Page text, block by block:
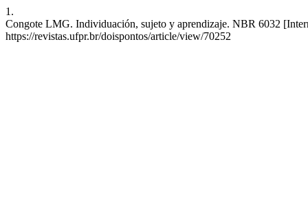
1.
Congote LMG. Individuación, sujeto y aprendizaje. NBR 6032
https://revistas.ufpr.br/doispontos/article/view/70252